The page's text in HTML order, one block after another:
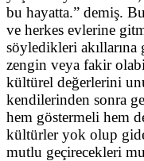
bu hayatta.” demiş.
ve herkes evlerine
söyledikleri
zengin veya fakir
kültürel değerlerini
kendilerinden sonra
hem göstermeli hem
kültürler yok olup
mutlu geçirecekleri